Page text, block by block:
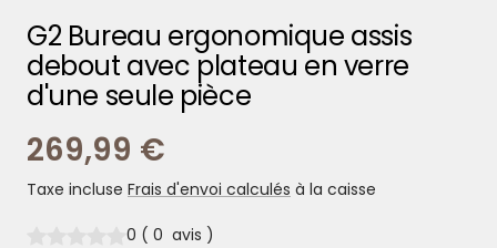
G2 Bureau ergonomique assis
debout avec plateau en verre
d'une seule pièce
Prix
de
269,99 €
Taxe incluse Frais d'envoi calculés à la caisse
0 ( 0 avis )